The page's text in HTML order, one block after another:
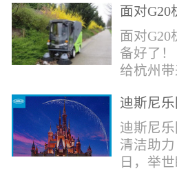
染，花岗
同。清
理技术
一、清
新机、
水吸尘
石...
洋塑料
所带来
少有30
的情况
动中，
理想中
面对G20
备好了！
面对G20
备好了
给杭州
球国际
的一次
杭州，
的同事
迪斯尼
清洁助力
迪斯尼
清洁助
日，举